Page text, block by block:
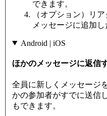
できます。
（オプション）リ
メッセージに追加
Android | iOS
ほかのメッセージに返信
全員に新しくメッセージ
かの参加者がすでに送信
もできます。